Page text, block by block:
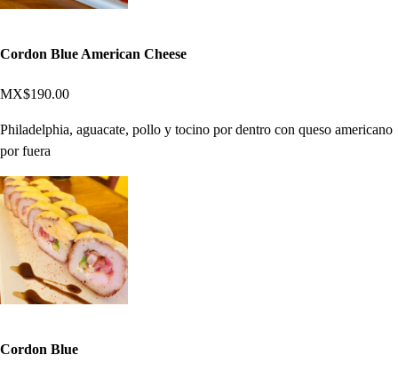
Cordon Blue American Cheese
MX$190.00
Philadelphia, aguacate, pollo y tocino por dentro con queso americano
por fuera
Cordon Blue